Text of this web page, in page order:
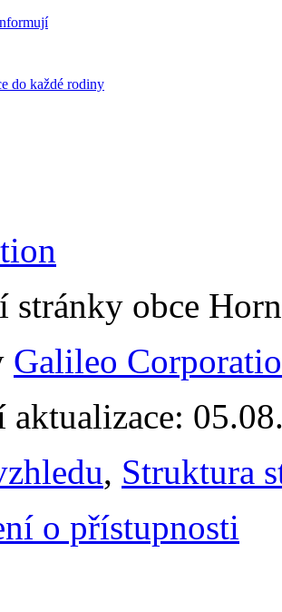
do každé rodiny
stránky obce
Galileo
aktualizace:
, Struktura
o přístupnosti